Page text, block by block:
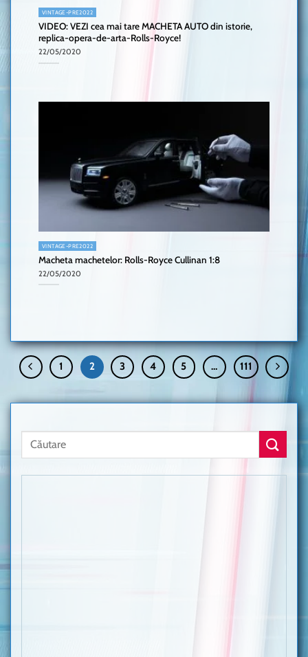
VINTAGE-PRE2022
VIDEO: VEZI cea mai tare MACHETA AUTO din istorie,
replica-opera-de-arta-Rolls-Royce!
22/05/2020
VINTAGE-PRE2022
Macheta machetelor: Rolls-Royce Cullinan 1:8
22/05/2020
1 2 3 4 5 … 111